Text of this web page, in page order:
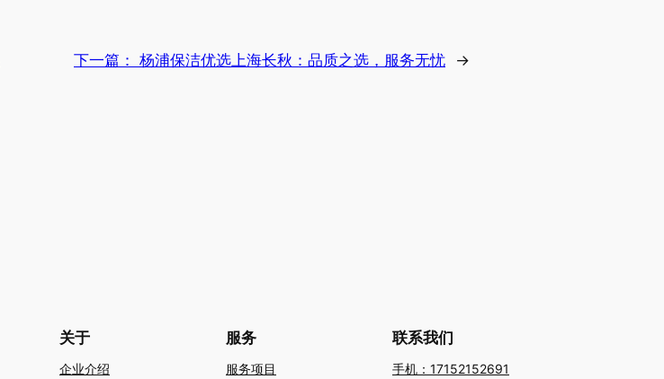
下一篇： 杨浦保洁优选上海长秋：品质之选，服务无忧 →
关于
企业介绍
服务
服务项目
联系我们
手机：17152152691